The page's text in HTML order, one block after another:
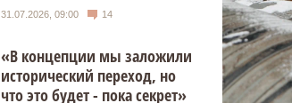
31.07.2026, 09:00 14
«В концепции мы заложили
исторический переход, но
что это будет - пока секрет»